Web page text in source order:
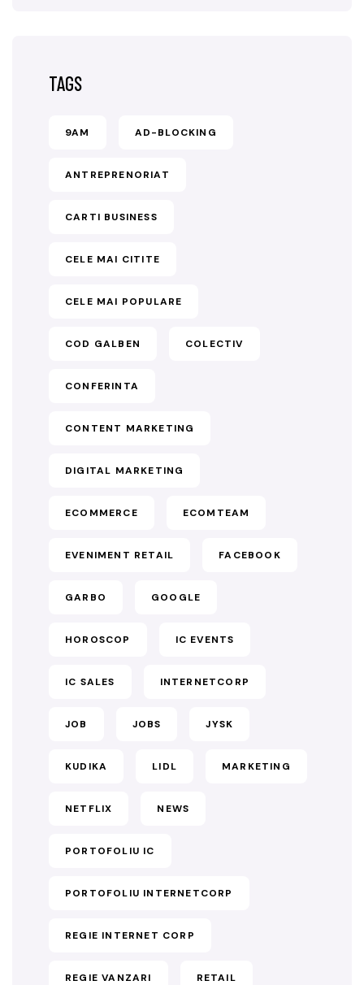
TAGS
9AM AD-BLOCKING
ANTREPRENORIAT
CARTI BUSINESS
CELE MAI CITITE
CELE MAI POPULARE
COD GALBEN COLECTIV
CONFERINTA
CONTENT MARKETING
DIGITAL MARKETING
ECOMMERCE ECOMTEAM
EVENIMENT RETAIL FACEBOOK
GARBO GOOGLE
HOROSCOP IC EVENTS
IC SALES INTERNETCORP
JOB JOBS JYSK
KUDIKA LIDL MARKETING
NETFLIX NEWS
PORTOFOLIU IC
PORTOFOLIU INTERNETCORP
REGIE INTERNET CORP
REGIE VANZARI RETAIL